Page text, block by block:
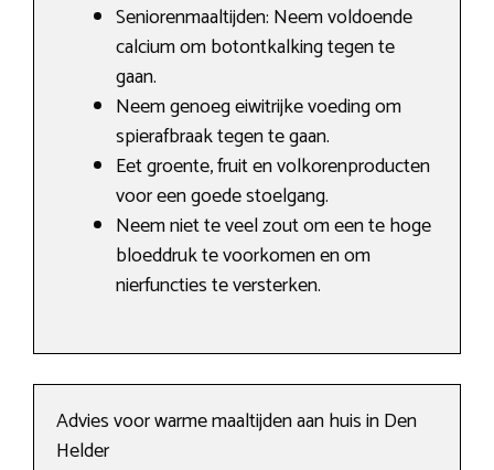
Seniorenmaaltijden: Neem voldoende
calcium om botontkalking tegen te
gaan.
Neem genoeg eiwitrijke voeding om
spierafbraak tegen te gaan.
Eet groente, fruit en volkorenproducten
voor een goede stoelgang.
Neem niet te veel zout om een te hoge
bloeddruk te voorkomen en om
nierfuncties te versterken.
Advies voor warme maaltijden aan huis in Den
Helder